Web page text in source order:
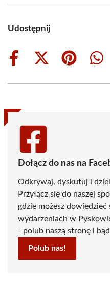
Udostępnij
Share
Share
(Twitter)
Share
Dołącz do nas na
Odkrywaj, dyskutuj i
Przyłącz się do naszej
gdzie możesz
wydarzeniach w
- polub naszą stronę i
Polub nas!